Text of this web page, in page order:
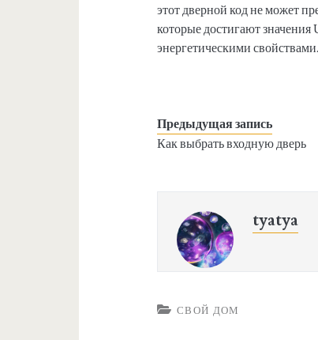
этот дверной код не может
которые достигают
энергетическими свойствами.
Предыдущая запись
Как выбрать входную дверь
tyatya
СВОЙ ДОМ